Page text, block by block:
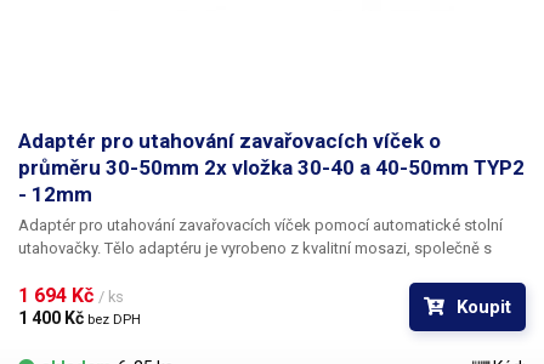
Adaptér pro utahování zavařovacích víček o
průměru 30-50mm 2x vložka 30-40 a 40-50mm TYP2
- 12mm
Adaptér pro utahování zavařovacích víček pomocí automatické stolní
utahovačky. Tělo adaptéru je vyrobeno z kvalitní mosazi, společně s
lze libovolně do adaptéru nasazovat a střídat je dle aktuální velikosti
víček. Model s otvorem 12mm není dodáván s bitem jelikož není určen
1 694 Kč / ks
1 400 Kč bez DPH
Koupit